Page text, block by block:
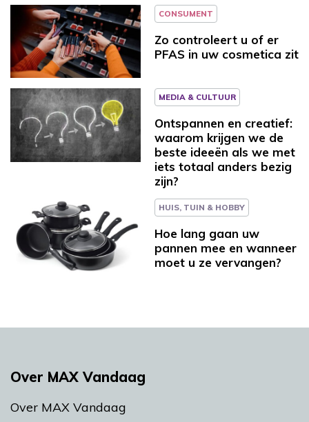
CONSUMENT
Zo controleert u of er
PFAS in uw cosmetica zit
MEDIA & CULTUUR
Ontspannen en creatief:
waarom krijgen we de
beste ideeën als we met
iets totaal anders bezig
zijn?
HUIS, TUIN & HOBBY
Hoe lang gaan uw
pannen mee en wanneer
moet u ze vervangen?
Over MAX Vandaag
Over MAX Vandaag